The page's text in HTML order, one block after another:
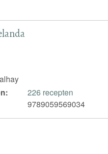
226 recepten
9789059569034